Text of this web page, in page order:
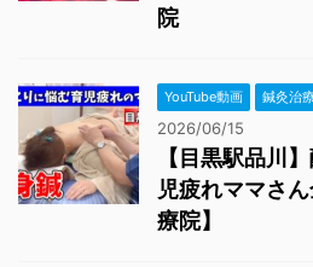
院
YouTube動画 鍼灸治
2026/06/15
【目黒駅品川
児疲れママさ
療院】